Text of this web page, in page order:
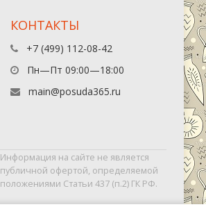
КОНТАКТЫ
+7 (499) 112-08-42
Пн—Пт 09:00—18:00
main@posuda365.ru
Информация на сайте не является
публичной офертой, определяемой
положениями Статьи 437 (п.2) ГК РФ.